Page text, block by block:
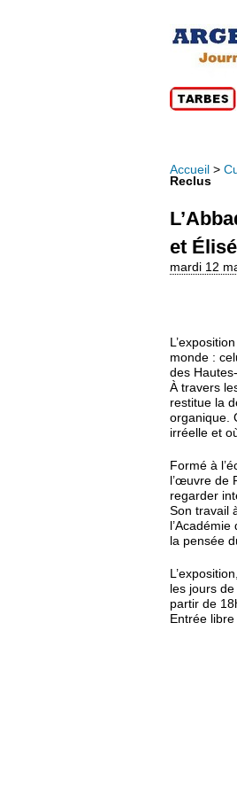
Accueil >
Reclus
et
mardi 12
L’exposition
monde :
des
À travers
restitue la
organique.
irréelle et
Formé à
l’œuvre de
regarder
Son travail
la pensée
les jours
partir de
Entrée